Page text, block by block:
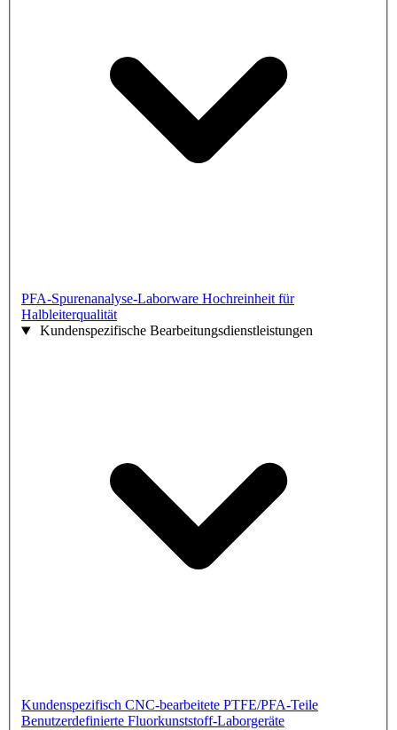
PFA-Spurenanalyse-Laborware Hochreinheit für
Halbleiterqualität
Kundenspezifische Bearbeitungsdienstleistungen
Kundenspezifisch CNC-bearbeitete PTFE/PFA-Teile
Benutzerdefinierte Fluorkunststoff-Laborgeräte